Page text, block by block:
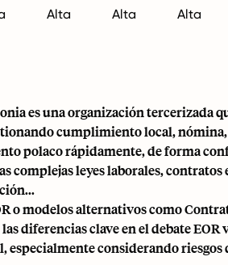
Alta Alta Alta
es una organización tercerizada
cumplimiento local,
polaco rápidamente, de forma
complejas leyes laborales, contratos
o modelos alternativos como
diferencias clave en el debate
especialmente considerando